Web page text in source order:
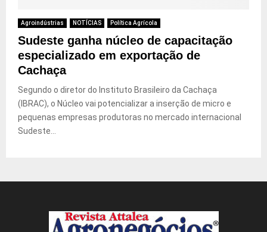
Agroindústrias NOTÍCIAS Política Agrícola
Sudeste ganha núcleo de capacitação
especializado em exportação de
Cachaça
Segundo o diretor do Instituto Brasileiro da Cachaça
(IBRAC), o Núcleo vai potencializar a inserção de micro e
pequenas empresas produtoras no mercado internacional
Sudeste...